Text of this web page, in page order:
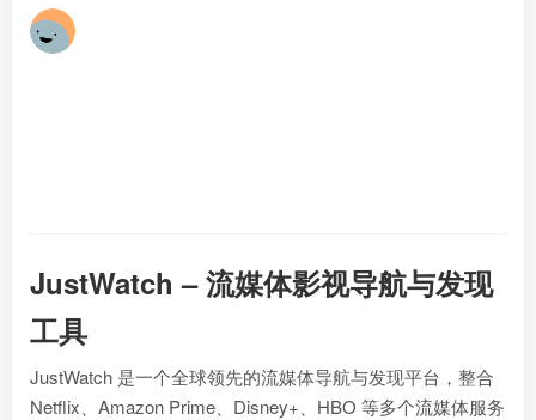
JustWatch – 流媒体影视导航与发现
工具
JustWatch 是一个全球领先的流媒体导航与发现平台，整合
Netflix、Amazon Prime、Disney+、HBO 等多个流媒体服务